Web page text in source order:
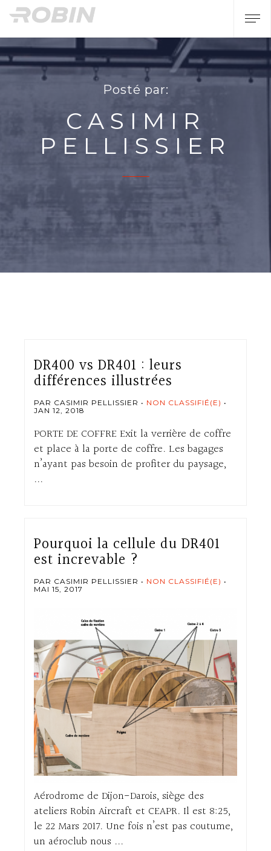
Posté par:
CASIMIR
PELLISSIER
DR400 vs DR401 : leurs
différences illustrées
PAR CASIMIR PELLISSIER
NON CLASSIFIÉ(E)
JAN 12, 2018
PORTE DE COFFRE Exit la verrière de coffre
et place à la porte de coffre. Les bagages
n’ayant pas besoin de profiter du paysage,
...
Pourquoi la cellule du DR401
est increvable ?
PAR CASIMIR PELLISSIER
NON CLASSIFIÉ(E)
MAI 15, 2017
Aérodrome de Dijon-Darois, siège des
ateliers Robin Aircraft et CEAPR. Il est 8:25,
le 22 Mars 2017. Une fois n’est pas coutume,
un aéroclub nous ...